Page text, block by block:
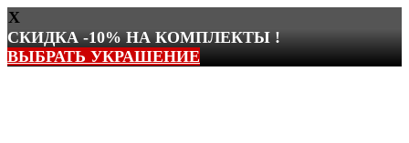
X
СКИДКА -10% НА КОМПЛЕКТЫ !
ВЫБРАТЬ УКРАШЕНИЕ